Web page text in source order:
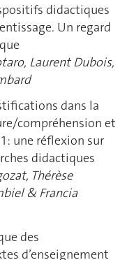
didactiques
Un regard
Laurent Dubois,
dans la
compréhension et
: une réflexion sur
didactiques
Thérèse
& Francia
des
d’enseignement